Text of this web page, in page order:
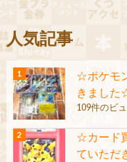
人気記事
☆ポケモ
きました
109件のビ
☆カード
ていただ